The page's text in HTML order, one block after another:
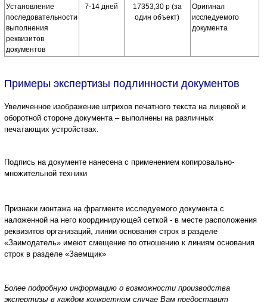
Установление
последовательности
выполнения
реквизитов
документов
7-14 дней
17353,30 р (за
один объект)
Оригинал
исследуемого
документа
Примеры экспертизы подлинности документов
Увеличенное изображение штрихов печатного текста на лицевой и
оборотной стороне документа – выполнены на различных
печатающих устройствах.
Подпись на документе нанесена с применением копировально-
множительной техники
Признаки монтажа на фрагменте исследуемого документа с
наложенной на него координирующей сеткой - в месте расположения
реквизитов организаций, линии основания строк в разделе
«Заимодатель» имеют смещение по отношению к линиям основания
строк в разделе «Заемщик»
Более подробную информацию о возможности производства
экспертизы в каждом конкретном случае Вам предоставит